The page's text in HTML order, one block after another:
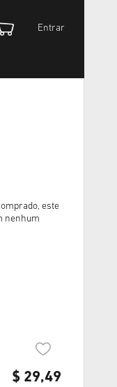
Entrar
este
nenhum
$ 29,49